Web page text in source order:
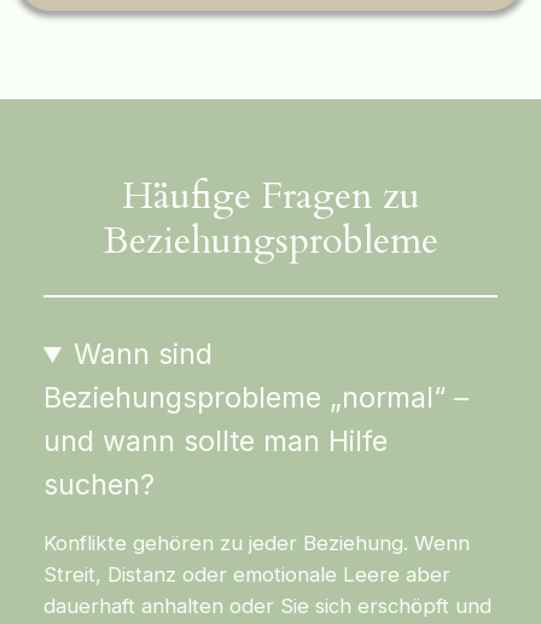
Häufige Fragen zu
Beziehungsprobleme
Wann sind
Beziehungsprobleme „normal“ –
und wann sollte man Hilfe
suchen?
Konflikte gehören zu jeder Beziehung. Wenn
Streit, Distanz oder emotionale Leere aber
dauerhaft anhalten oder Sie sich erschöpft und